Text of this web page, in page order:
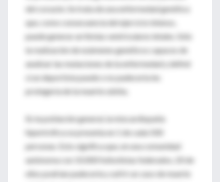
del corazón. Se trata de una enfermedad genética
que, como consecuencia del ejercicio intenso,
puede generar arritmias ventriculares letales. Sólo
la realización de exámenes genéticos capaces de
analizar las mutaciones de la enfermedad y definir
si un deportista puede o no padecerla les
protegería de la muerte súbita.
En la población general, la miocardiopatía
hipertrófica se presenta en 1 de cada 500
personas. Esto significa que, en una comunidad
autónoma con 10.000 futbolistas federados, 20 de
ellos podrían padecerla y sufrir un caso de muerte